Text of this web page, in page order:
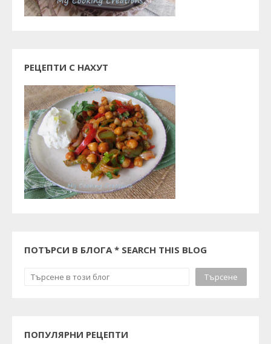
РЕЦЕПТИ С НАХУТ
ПОТЪРСИ В БЛОГА * SEARCH THIS BLOG
ПОПУЛЯРНИ РЕЦЕПТИ